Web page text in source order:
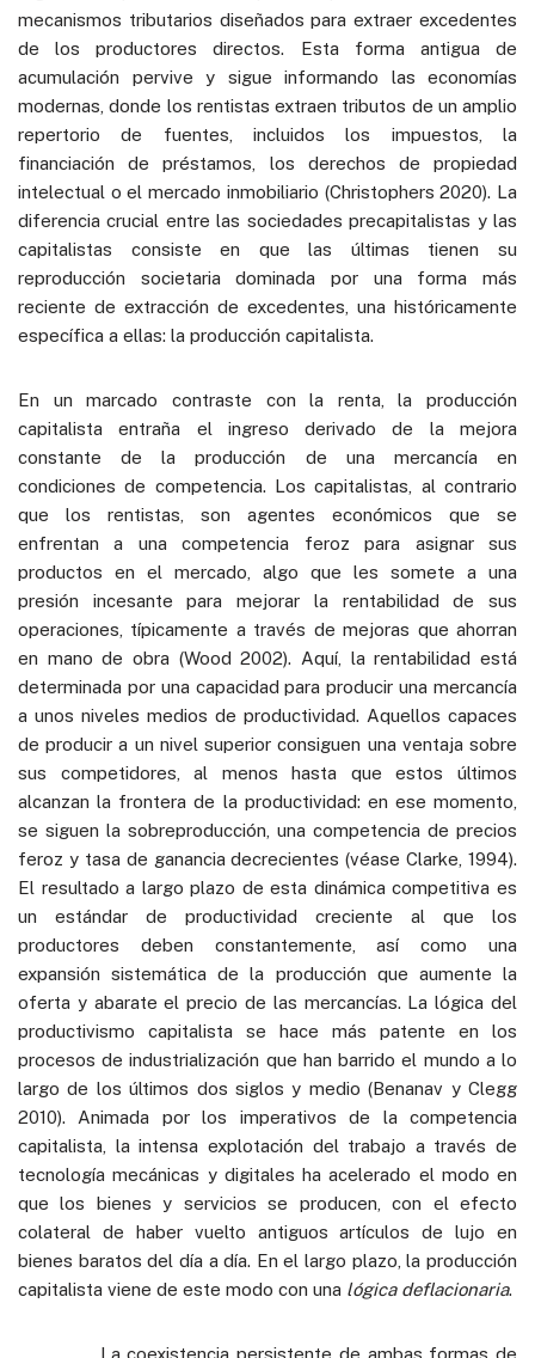
mecanismos tributarios diseñados para extraer excedentes
de los productores directos. Esta forma antigua de
acumulación pervive y sigue informando las economías
modernas, donde los rentistas extraen tributos de un amplio
repertorio de fuentes, incluidos los impuestos, la
financiación de préstamos, los derechos de propiedad
intelectual o el mercado inmobiliario (Christophers 2020). La
diferencia crucial entre las sociedades precapitalistas y las
capitalistas consiste en que las últimas tienen su
reproducción societaria dominada por una forma más
reciente de extracción de excedentes, una históricamente
específica a ellas: la producción capitalista.
En un marcado contraste con la renta, la producción
capitalista entraña el ingreso derivado de la mejora
constante de la producción de una mercancía en
condiciones de competencia. Los capitalistas, al contrario
que los rentistas, son agentes económicos que se
enfrentan a una competencia feroz para asignar sus
productos en el mercado, algo que les somete a una
presión incesante para mejorar la rentabilidad de sus
operaciones, típicamente a través de mejoras que ahorran
en mano de obra (Wood 2002). Aquí, la rentabilidad está
determinada por una capacidad para producir una mercancía
a unos niveles medios de productividad. Aquellos capaces
de producir a un nivel superior consiguen una ventaja sobre
sus competidores, al menos hasta que estos últimos
alcanzan la frontera de la productividad: en ese momento,
se siguen la sobreproducción, una competencia de precios
feroz y tasa de ganancia decrecientes (véase Clarke, 1994).
El resultado a largo plazo de esta dinámica competitiva es
un estándar de productividad creciente al que los
productores deben constantemente, así como una
expansión sistemática de la producción que aumente la
oferta y abarate el precio de las mercancías. La lógica del
productivismo capitalista se hace más patente en los
procesos de industrialización que han barrido el mundo a lo
largo de los últimos dos siglos y medio (Benanav y Clegg
2010). Animada por los imperativos de la competencia
capitalista, la intensa explotación del trabajo a través de
tecnología mecánicas y digitales ha acelerado el modo en
que los bienes y servicios se producen, con el efecto
colateral de haber vuelto antiguos artículos de lujo en
bienes baratos del día a día. En el largo plazo, la producción
capitalista viene de este modo con una lógica deflacionaria.
La coexistencia persistente de ambas formas de